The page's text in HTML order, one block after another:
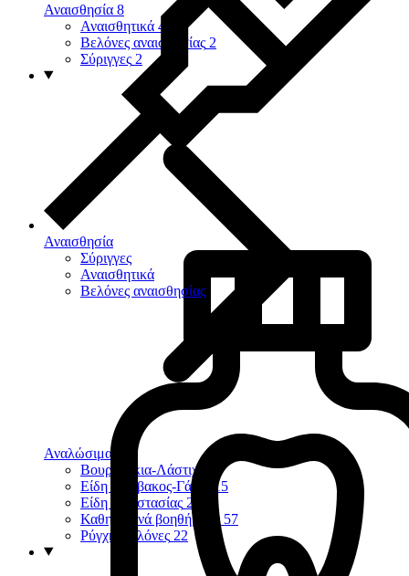
Αναισθησία
Σύριγγες
Αναισθητικά
Βελόνες αναισθησίας
Αναισθησία 8
Αναισθητικά 4
Βελόνες αναισθησίας 2
Σύριγγες 2
Αναλώσιμα
Βουρτσάκια-Λάστιχα
Είδη Βάμβακος-Γάζες
15
Είδη Προστασίας 23
Καθημερινά βοηθήματα 57
Ρύγχη-Βελόνες 22